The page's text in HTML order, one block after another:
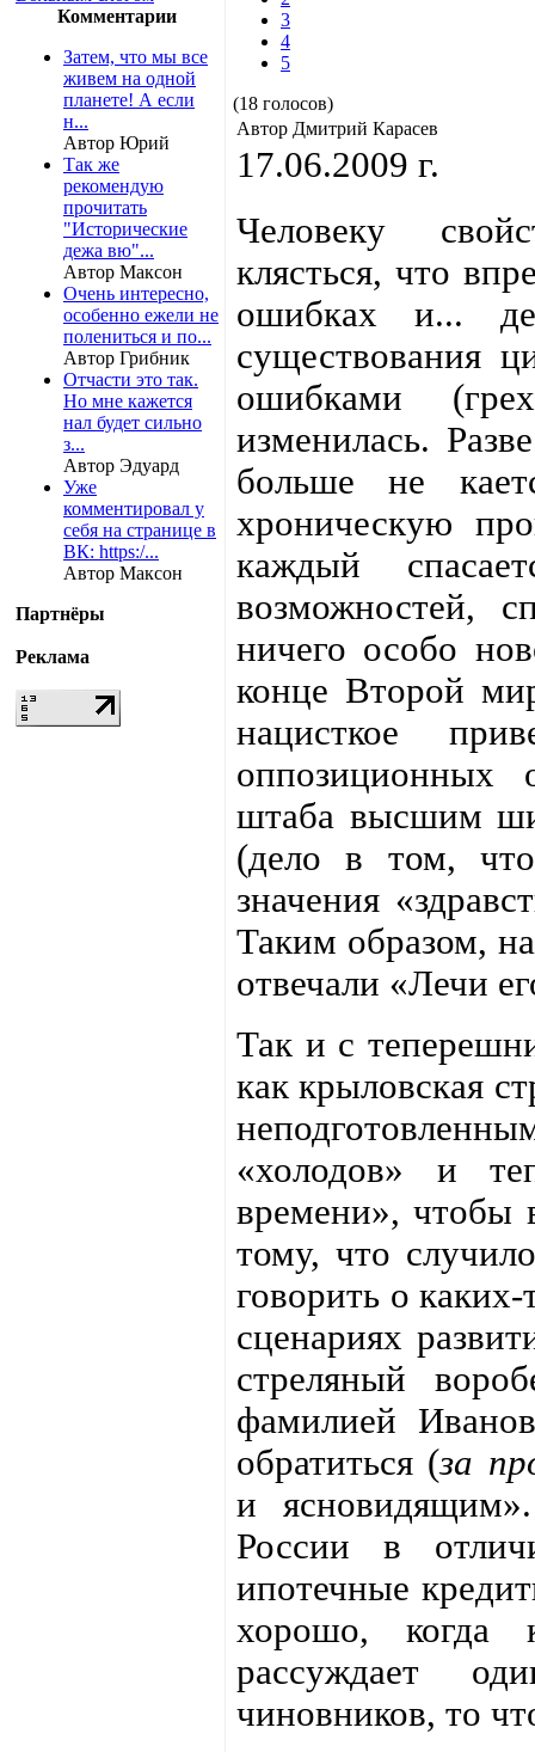
Комментарии
Затем, что мы все
живем на одной
планете! А если
н...
Автор Юрий
Так же
рекомендую
прочитать
"Исторические
дежа вю"...
Автор Максон
Очень интересно,
особенно ежели не
полениться и по...
Автор Грибник
Отчасти это так.
Но мне кажется
нал будет сильно
з...
Автор Эдуард
Уже
комментировал у
себя на странице в
ВК: https:/...
Автор Максон
Партнёры
Реклама
3
4
5
(18 голосов)
Автор Дмитрий Карасев
17.06.2009 г.
Человеку
клясться, что
ошибках и...
существования
ошибками
изменилась.
больше не
хроническую
каждый
возможностей,
ничего особо
конце Второй
нацисткое
оппозиционных
штаба высшим
(дело в том,
значения
Таким образом,
отвечали «Лечи
Так и с
как крыловская
«холодов» и
времени», чтобы
тому, что
говорить о
сценариях
стреляный
фамилией
обратиться (за
и
России в
ипотечные
хорошо,
рассуждает
чиновников, то